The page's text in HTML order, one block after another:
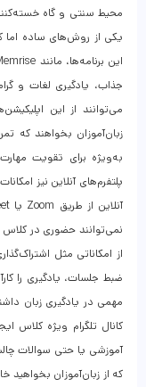
محیط سنتی و گاه
یکی از روش‌های ساده اما
جذاب، یادگیری لغات و
می‌توانند از این
زبان‌آموزان بخواهند که
به‌ویژه برای تقویت
پلتفرم‌های آنلاین نیز
نمی‌توانند حضوری در
از امکاناتی مثل
ضبط جلسات، یادگیری را
مهمی در یادگیری زبان
کانال تلگرام ویژه کلاس
آموزشی یا حتی سوالات
که از زبان‌آموزان بخواهید